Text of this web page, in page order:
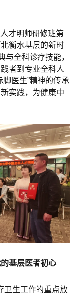
才明师研修班第
衡水基层的新时
与全科诊疗技能，
者到专业全科人
医生”精神的传承
实践，为健康中
基层医者初心
卫生工作的重点放